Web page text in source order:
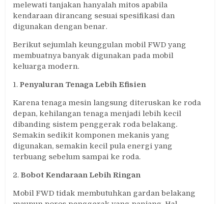
melewati tanjakan hanyalah mitos apabila
kendaraan dirancang sesuai spesifikasi dan
digunakan dengan benar.
Berikut sejumlah keunggulan mobil FWD yang
membuatnya banyak digunakan pada mobil
keluarga modern.
1.Penyaluran Tenaga Lebih Efisien
Karena tenaga mesin langsung diteruskan ke roda
depan, kehilangan tenaga menjadi lebih kecil
dibanding sistem penggerak roda belakang.
Semakin sedikit komponen mekanis yang
digunakan, semakin kecil pula energi yang
terbuang sebelum sampai ke roda.
2.Bobot Kendaraan Lebih Ringan
Mobil FWD tidak membutuhkan gardan belakang